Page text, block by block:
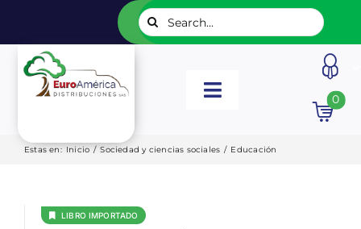
contenido
Buscar:
Toggle
INICIO
0
Estas en: Inicio / Sociedad y ciencias sociales / Educación
LIBRO IMPORTADO